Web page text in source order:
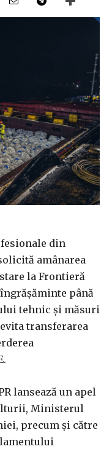
din
amânarea
la Frontieră
până
tehnic şi măsuri
transferarea
lansează un apel
Ministerul
precum şi către